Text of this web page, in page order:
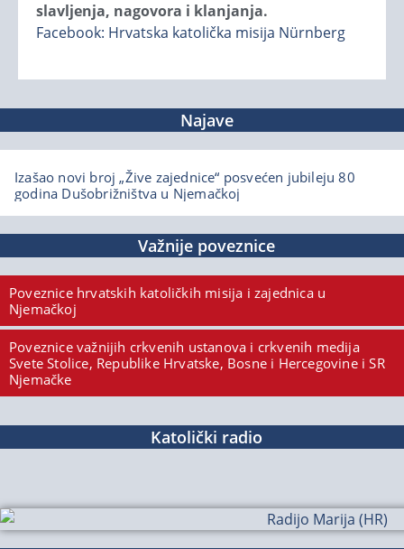
slavljenja, nagovora i klanjanja.
Facebook: Hrvatska katolička misija Nürnberg
Najave
Izašao novi broj „Žive zajednice“ posvećen jubileju 80
godina Dušobrižništva u Njemačkoj
Važnije poveznice
Poveznice hrvatskih katoličkih misija i zajednica u
Njemačkoj
Poveznice važnijih crkvenih ustanova i crkvenih medija
Svete Stolice, Republike Hrvatske, Bosne i Hercegovine i SR
Njemačke
Katolički radio